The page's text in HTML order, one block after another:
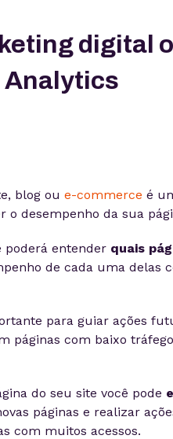
digital
Analytics
blog ou e-commerce é
desempenho da sua
poderá entender quais
de cada uma delas
para guiar ações
páginas com baixo
do seu site você pode
páginas e realizar
com muitos acessos.